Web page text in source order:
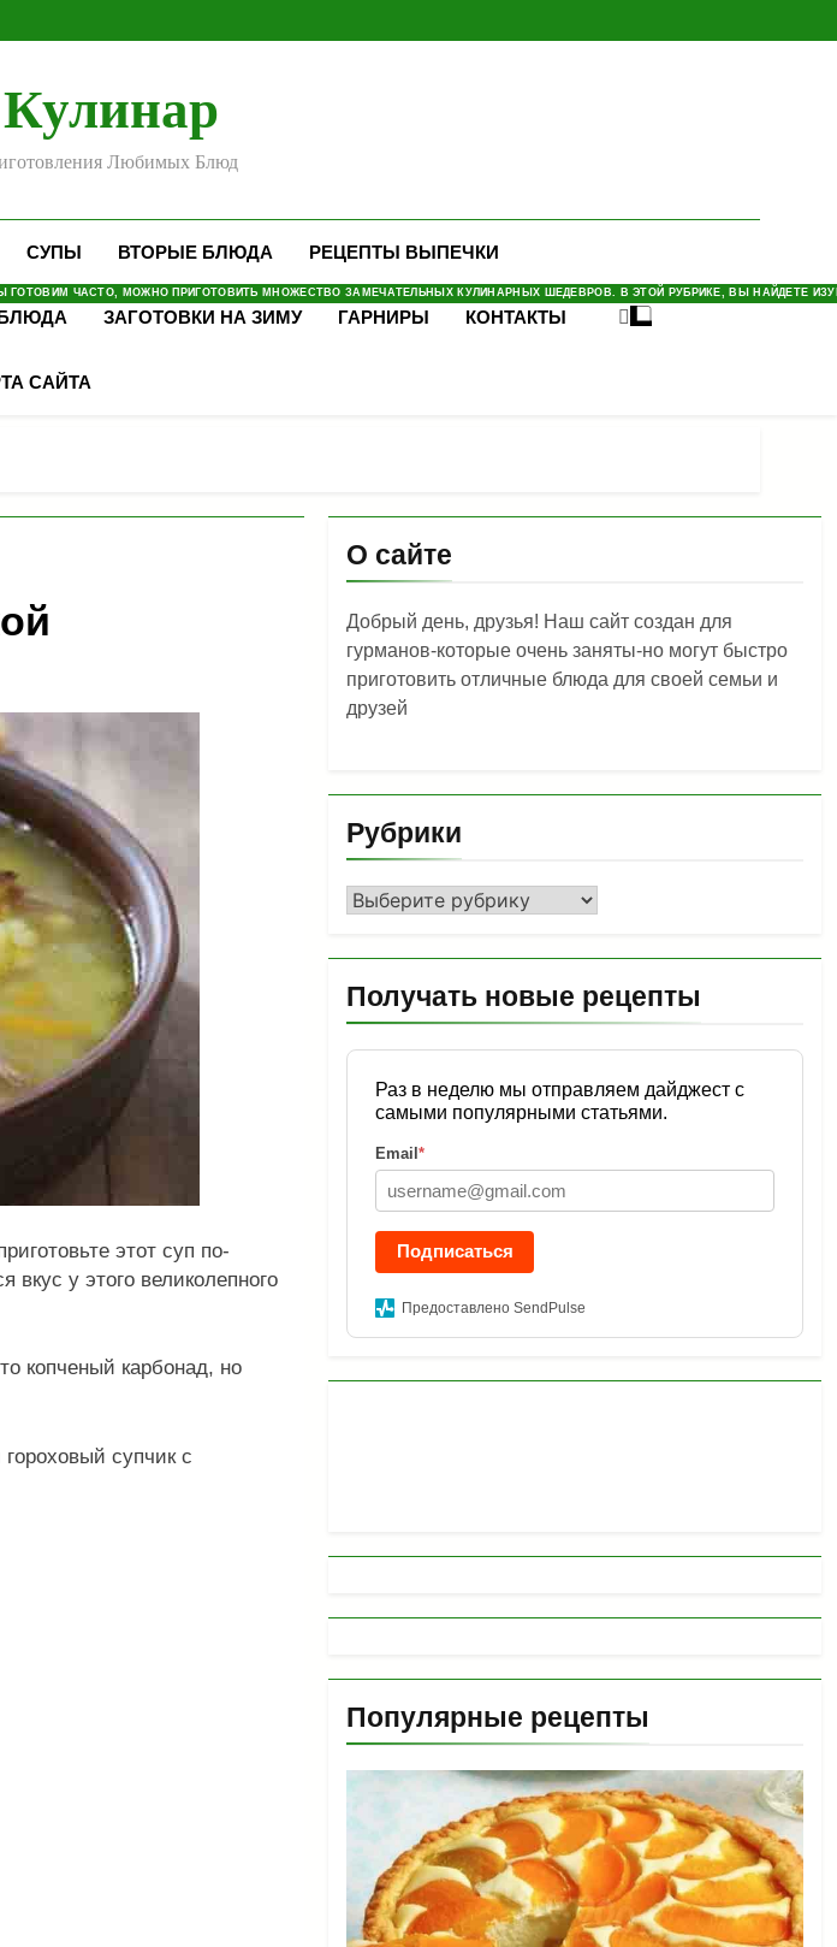
Любимых Блюд
СУПЫ ВТОРЫЕ БЛЮДА РЕЦЕПТЫ ВЫПЕЧКИ
ГОТОВИМ ЧАСТО, МОЖНО ПРИГОТОВИТЬ МНОЖЕСТВО ЗАМЕЧАТЕЛЬНЫХ КУЛИНАРНЫХ ШЕДЕВРОВ. В ЭТОЙ РУБРИКЕ, ВЫ НАЙДЕТЕ
ЗАГОТОВКИ НА ЗИМУ ГАРНИРЫ КОНТАКТЫ
САЙТА
этот суп по-
вкус у этого великолепного
копченый карбонад, но
супчик с
О сайте
Добрый день, друзья! Наш сайт создан для
гурманов-которые очень заняты-но могут быстро
приготовить отличные блюда для своей семьи и
друзей
Рубрики
Рубрики
Получать новые рецепты
Раз в неделю мы отправляем дайджест с
самыми популярными статьями.
Email *
Подписаться
Предоставлено SendPulse
Популярные рецепты